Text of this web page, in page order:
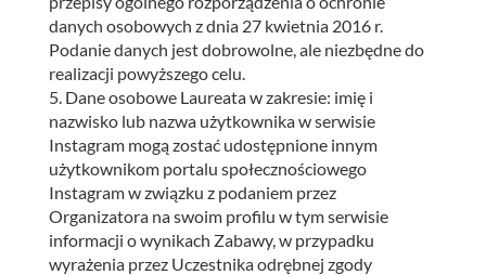
danych osobowych z dnia 27 kwietnia 2016 r.
Podanie danych jest dobrowolne, ale niezbędne do
realizacji powyższego celu.
5. Dane osobowe Laureata w zakresie: imię i
nazwisko lub nazwa użytkownika w serwisie
Instagram mogą zostać udostępnione innym
użytkownikom portalu społecznościowego
Instagram w związku z podaniem przez
Organizatora na swoim profilu w tym serwisie
informacji o wynikach Zabawy, w przypadku
wyrażenia przez Uczestnika odrębnej zgody